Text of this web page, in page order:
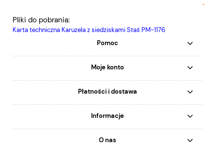
-
Pliki do pobrania:
Karta techniczna Karuzela z siedziskami Staś PM-1176
Pomoc
Moje konto
Płatności i dostawa
Informacje
O nas